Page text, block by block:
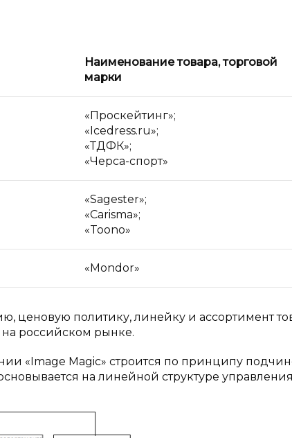
Наименование товара, торговой
марки
«Проскейтинг»;
«Icedress.ru»;
«ТДФК»;
«Черса-спорт»
«Sagester»;
«Carisma»;
«Toono»
«Mondor»
ценовую политику, линейку и ассортимент
российском рынке.
«Image Magic» строится по принципу
на линейной структуре